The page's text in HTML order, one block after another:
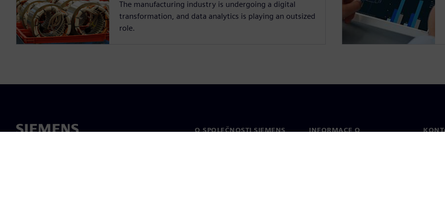
The manufacturing industry is undergoing a digital
transformation, and data analytics is playing an outsized
role.
O SPOLEČNOSTI SIEMENS
INFORMACE O